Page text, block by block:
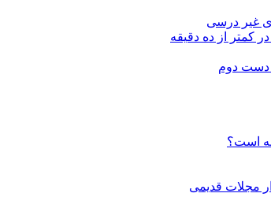
غیر درسی
کمتر از ده دقیقه
دست دوم
است؟
مجلات قدیمی